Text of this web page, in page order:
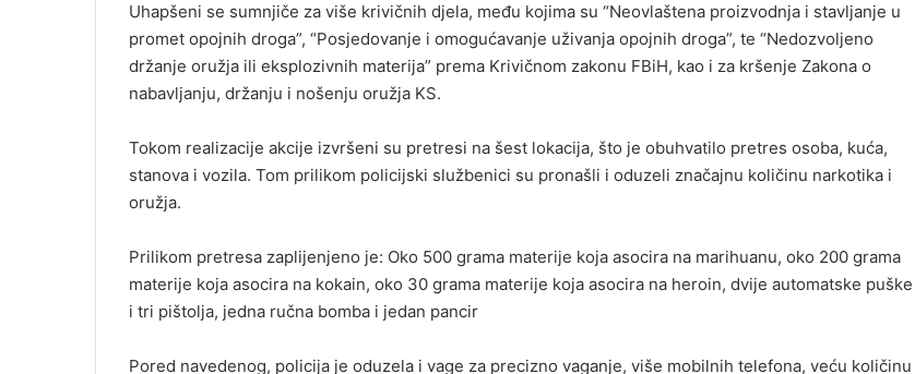
Uhapšeni se sumnjiče za više krivičnih djela, među kojima su “Neovlaštena proizvodnja i stavljanje u
promet opojnih droga”, “Posjedovanje i omogućavanje uživanja opojnih droga”, te “Nedozvoljeno
držanje oružja ili eksplozivnih materija” prema Krivičnom zakonu FBiH, kao i za kršenje Zakona o
nabavljanju, držanju i nošenju oružja KS.
Tokom realizacije akcije izvršeni su pretresi na šest lokacija, što je obuhvatilo pretres osoba, kuća,
stanova i vozila. Tom prilikom policijski službenici su pronašli i oduzeli značajnu količinu narkotika i
oružja.
Prilikom pretresa zaplijenjeno je: Oko 500 grama materije koja asocira na marihuanu, oko 200 grama
materije koja asocira na kokain, oko 30 grama materije koja asocira na heroin, dvije automatske puške
i tri pištolja, jedna ručna bomba i jedan pancir
Pored navedenog, policija je oduzela i vage za precizno vaganje, više mobilnih telefona, veću količinu